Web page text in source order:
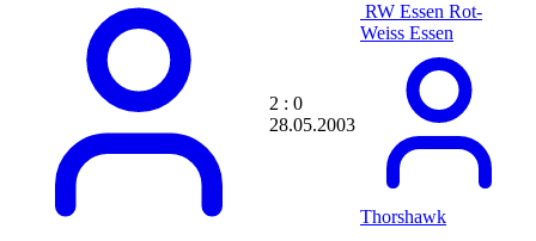
Crusedy
Cryzuz_AUT
CSchuelling
ctrga05
cubanator
Cubezzz
cuh
Cunha1892
cyrox
2 : 0
28.05.2003
RW Essen Rot-
Weiss Essen
Thorshawk